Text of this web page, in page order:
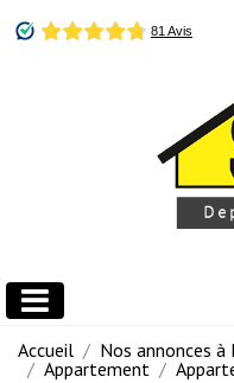
Accueil
Nos annonces à
Appartement